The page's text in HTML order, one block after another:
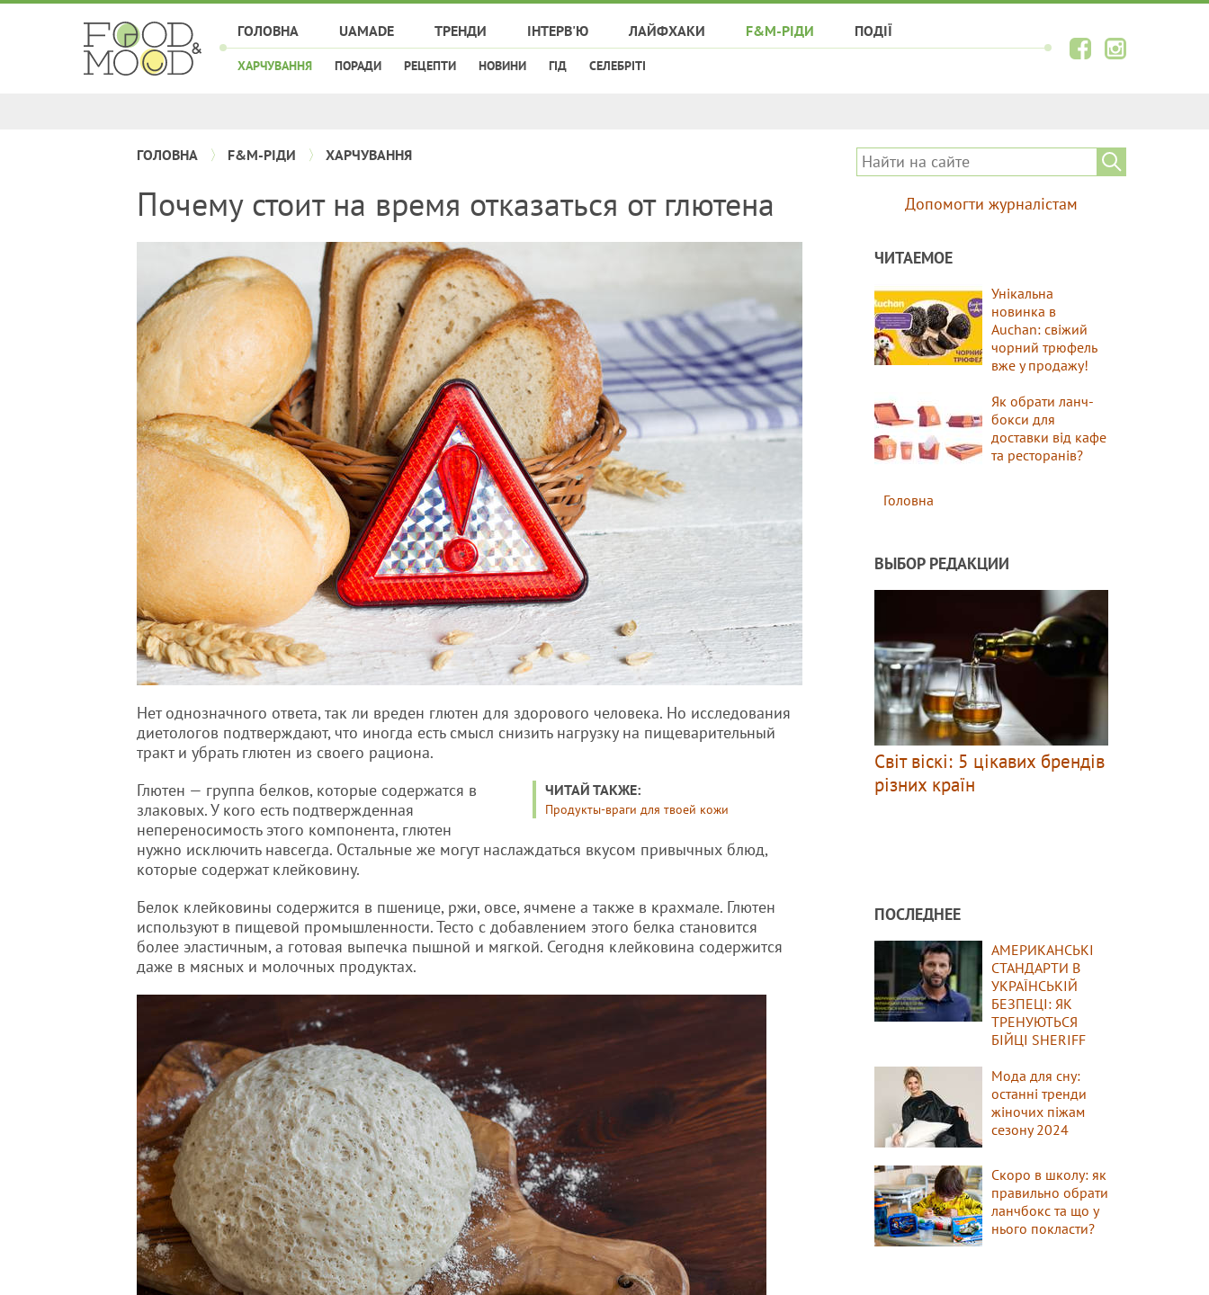
ГОЛОВНА UAMADE ТРЕНДИ ІНТЕРВ'Ю ЛАЙФХАКИ F&M-РІДИ
ХАРЧУВАННЯ ПОРАДИ РЕЦЕПТИ НОВИНИ ГІД СЕЛЕБРІТІ
ПОДІЇ
ГОЛОВНА F&M-РІДИ ХАРЧУВАННЯ
Почему стоит на время отказаться от глютена
Нет однозначного ответа, так ли вреден глютен для здорового человека. Но исследования
диетологов подтверждают, что иногда есть смысл снизить нагрузку на пищеварительный
тракт и убрать глютен из своего рациона.
ЧИТАЙ ТАКЖЕ:
Продукты-враги для твоей кожи
Глютен — группа белков, которые содержатся в
злаковых. У кого есть подтвержденная
непереносимость этого компонента, глютен
нужно исключить навсегда. Остальные же могут наслаждаться вкусом привычных блюд,
которые содержат клейковину.
Белок клейковины содержится в пшенице, ржи, овсе, ячмене а также в крахмале. Глютен
используют в пищевой промышленности. Тесто с добавлением этого белка становится
более эластичным, а готовая выпечка пышной и мягкой. Сегодня клейковина содержится
даже в мясных и молочных продуктах.
Допомогти журналістам
ЧИТАЕМОЕ
Унікальна
новинка в
Auchan: свіжий
чорний трюфель
вже у продажу!
Як обрати ланч-
бокси для
доставки від кафе
та ресторанів?
Головна
ВЫБОР РЕДАКЦИИ
Світ віскі: 5 цікавих брендів
різних країн
ПОСЛЕДНЕЕ
АМЕРИКАНСЬКІ
СТАНДАРТИ В
УКРАЇНСЬКІЙ
БЕЗПЕЦІ: ЯК
ТРЕНУЮТЬСЯ
БІЙЦІ SHERIFF
Мода для сну:
останні тренди
жіночих піжам
сезону 2024
Скоро в школу: як
правильно обрати
ланчбокс та що у
нього покласти?